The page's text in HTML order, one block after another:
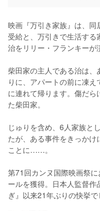
映画『万引き家族』は、
受給と、万引きで生活す
治をリリー・フランキーが
柴田家の主人である治は
りに、アパートの前に凍
に連れて帰ります。傷だ
た柴田家。
じゅりを含め、6人家族と
たが、ある事件をきっかけ
ことに……。
第71回カンヌ国際映画祭
ールを獲得。日本人監督
ぎ』以来21年ぶりの快挙で